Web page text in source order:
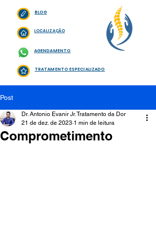
BLOG
AGENDAMENTO
LOCALIZAÇÃO
TRATAMENTO ESPECIALIZADO
Post
Comprometimento
Dr. Antonio Evanir Jr. Tratamento da Dor
21 de dez. de 2023 1 min de leitura